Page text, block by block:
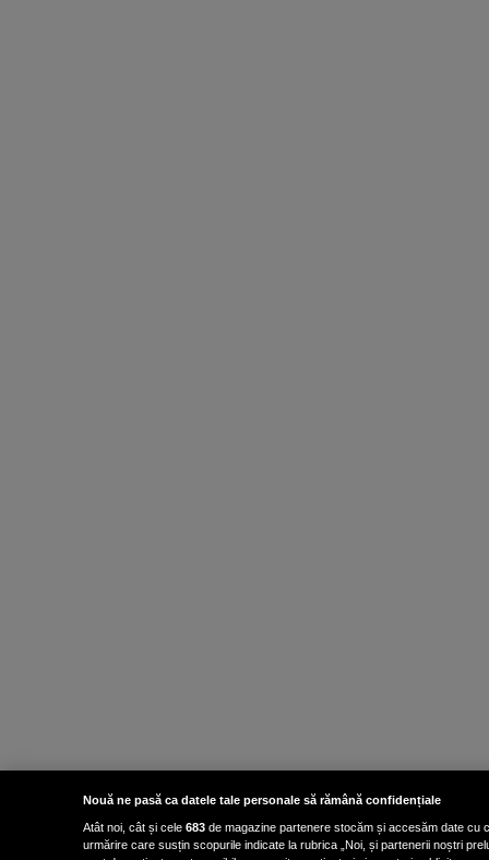
Nouă ne pasă ca datele tale personale să rămână confidențiale
Atât noi, cât și cele 683 de magazine partenere stocăm și accesăm date cu
urmărire care susțin scopurile indicate la rubrica „Noi, și partenerii noștri